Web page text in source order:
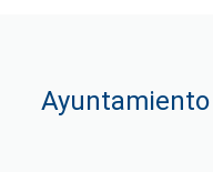
Ayuntamiento